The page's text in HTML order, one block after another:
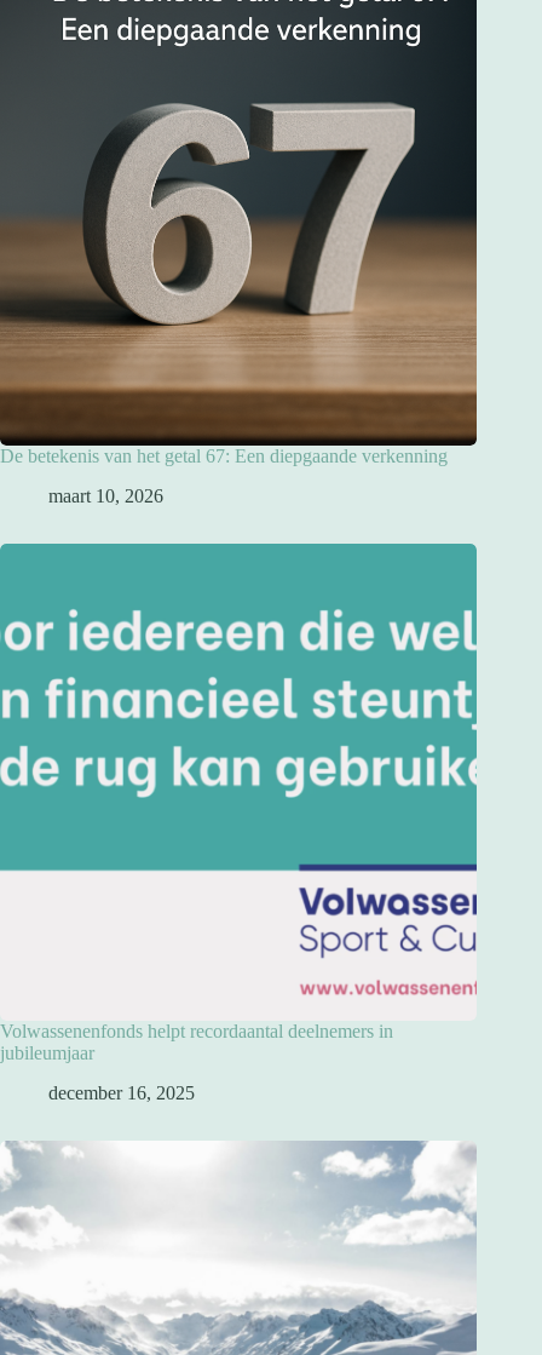
De betekenis van het getal 67: Een diepgaande verkenning
maart 10, 2026
Volwassenenfonds helpt recordaantal deelnemers in
jubileumjaar
december 16, 2025